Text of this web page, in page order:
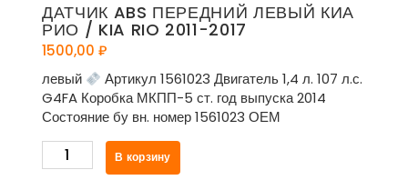
ДАТЧИК ABS ПЕРЕДНИЙ ЛЕВЫЙ КИА
РИО / KIA RIO 2011-2017
1500,00 ₽
левый
Артикул 1561023 Двигатель 1,4 л. 107 л.с.
G4FA Коробка МКПП-5 ст. год выпуска 2014
Состояние бу вн. номер 1561023 ОЕМ
Количество
товара
В корзину